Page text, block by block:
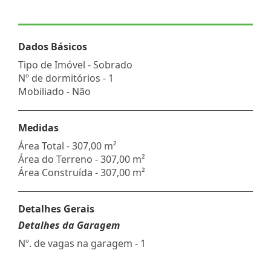
Dados Básicos
Tipo de Imóvel - Sobrado
Nº de dormitórios - 1
Mobiliado - Não
Medidas
Área Total - 307,00 m²
Área do Terreno - 307,00 m²
Área Construída - 307,00 m²
Detalhes Gerais
Detalhes da Garagem
Nº. de vagas na garagem - 1